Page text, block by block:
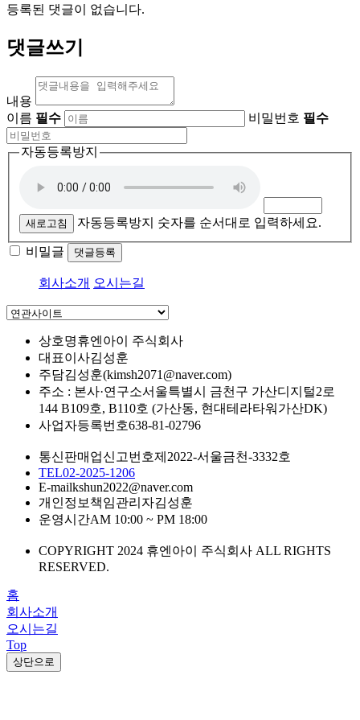
등록된 댓글이 없습니다.
댓글쓰기
내용
이름 필수 비밀번호 필수
자동등록방지
새로고침 자동등록방지 숫자를 순서대로 입력하세요.
비밀글 댓글등록
회사소개 오시는길
상호명휴엔아이 주식회사
대표이사김성훈
주담김성훈(kimsh2071@naver.com)
주소 : 본사·연구소서울특별시 금천구 가산디지털2로
144 B109호, B110호 (가산동, 현대테라타워가산DK)
사업자등록번호638-81-02796
통신판매업신고번호제2022-서울금천-3332호
TEL02-2025-1206
E-mailkshun2022@naver.com
개인정보책임관리자김성훈
운영시간AM 10:00 ~ PM 18:00
COPYRIGHT 2024 휴엔아이 주식회사 ALL RIGHTS
RESERVED.
홈
회사소개
오시는길
Top
상단으로